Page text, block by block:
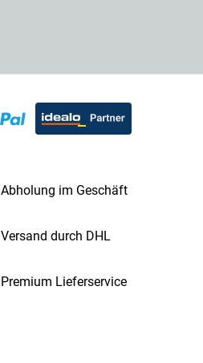
Abholung im Geschäft
Versand durch DHL
Premium Lieferservice